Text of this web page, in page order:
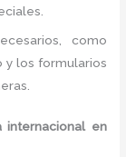
como
y los formularios
internacional en